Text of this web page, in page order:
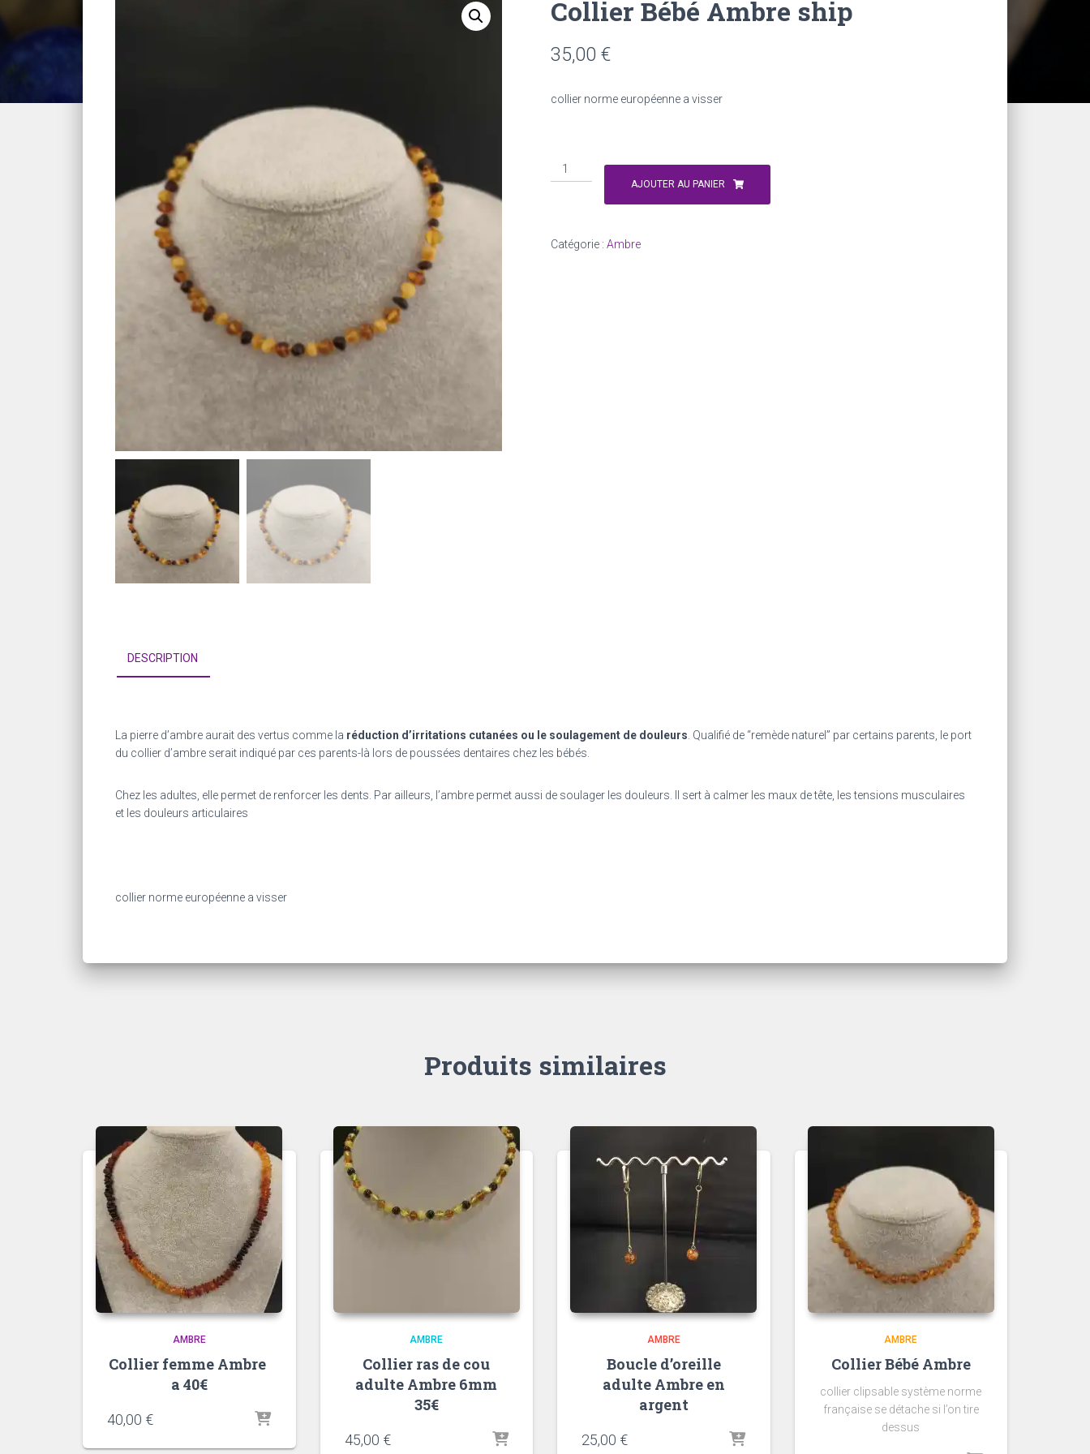
Collier Bébé Ambre ship
35,00 €
collier norme européenne a visser
quantité
de
AJOUTER AU PANIER
Catégorie : Ambre
DESCRIPTION
La pierre d’ambre aurait des vertus comme la réduction d’irritations cutanées ou le soulagement de douleurs . Qualifié de “remède naturel” par certains parents, le port
du collier d’ambre serait indiqué par ces parents-là lors de poussées dentaires chez les bébés.
Chez les adultes, elle permet de renforcer les dents. Par ailleurs, l’ambre permet aussi de soulager les douleurs. Il sert à calmer les maux de tête, les tensions musculaires
et les douleurs articulaires
collier norme européenne a visser
Produits similaires
AMBRE
Collier femme Ambre
a 40€
40,00 €
AMBRE
Collier ras de cou
adulte Ambre 6mm
35€
45,00 €
AMBRE
Boucle d’oreille
adulte Ambre en
argent
25,00 €
AMBRE
Collier Bébé Ambre
collier clipsable système norme
française se détache si l’on tire
dessus